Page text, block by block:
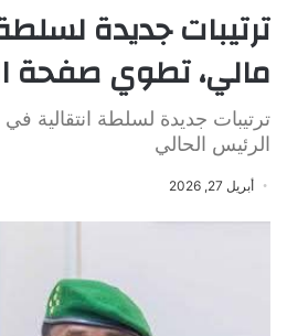
ترتيبات جديدة
مالي، تطوي صفحة
ترتيبات جديدة لسلطة انتقالية
الرئيس الحالي
أبريل 27, 2026